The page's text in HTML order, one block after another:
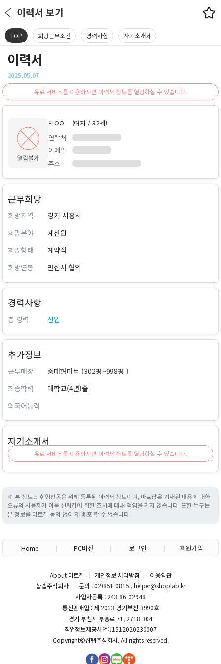
이력서 보기
TOP 희망근무조건 경력사항 자기소개서
이력서
2025.05.07
유료 서비스를 이용하시면 이력서 정보를 열람하실 수 있습니다.
박OO
(여자 / 32세)
연락처
이메일
주소
근무희망
희망지역
경기 시흥시
희망분야
계산원
희망형태
계약직
희망연봉
면접시 협의
경력사항
총 경력 신입
추가정보
근무매장
중대형마트 (302평~998평 )
최종학력
대학교(4년)졸
외국어능력
자기소개서
유료 서비스를 이용하시면 이력서 정보를 열람하실 수 있습니다.
※ 본 정보는 취업활동을 위해 등록된 이력서 정보이며, 마트잡은 기재된 내용에 대한
오류와 사용자가 이를 신뢰하여 취한 조치에 대해 책임을 지지 않습니다. 또한 누구든
본 정보를 마트잡 동의 없이 재 배포 할 수 없습니다.
Home PC버전 로그인 회원가입
About 마트잡 개인정보 처리방침
이용약관
샵랩주식회사
문의 : 02)851-0815 , helper@shoplab.kr
사업자등록 : 243-86-02948
통신판매업 : 제 2023-경기부천-3990호
경기 부천시 부흥로 71, 2718-304
직업정보제공사업:J1512020230007
Copyright©샵랩주식회사. All rights reserved.